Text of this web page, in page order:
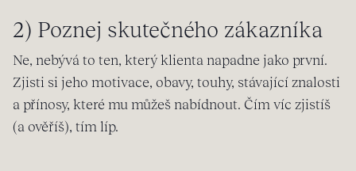
2) Poznej skutečného zákazníka
Ne, nebývá to ten, který klienta napadne jako první.
Zjisti si jeho motivace, obavy, touhy, stávající znalosti
a přínosy, které mu můžeš nabídnout. Čím víc zjistíš
(a ověříš), tím líp.